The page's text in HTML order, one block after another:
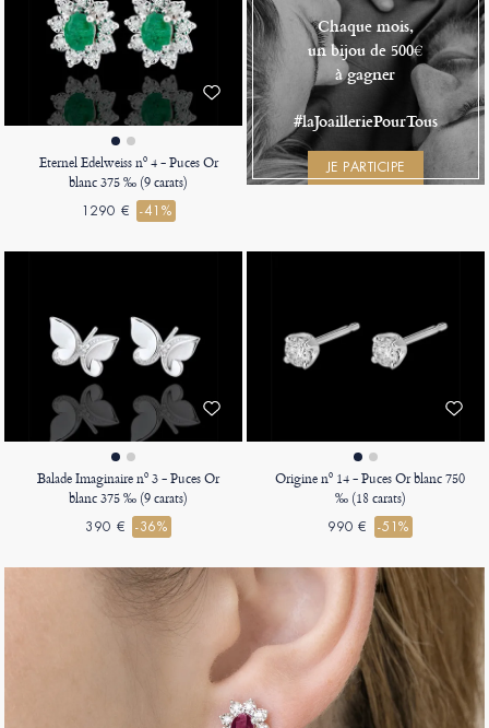
Eternel Edelweiss nº 4 - Puces Or
blanc 375 ‰ (9 carats)
1290 € -41%
Chaque mois,
un bijou de 500€
à gagner
#laJoailleriePourTous
JE PARTICIPE
Balade Imaginaire nº 3 - Puces Or
blanc 375 ‰ (9 carats)
390 € -36%
Origine nº 14 - Puces Or blanc 750
‰ (18 carats)
990 € -51%